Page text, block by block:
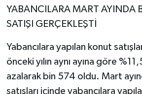
YABANCILARA MART AYINDA
SATIŞI GERÇEKLEŞTİ
Yabancılara yapılan konut
önceki yılın aynı ayına göre
azalarak bin 574 oldu. Mart
satışları içinde yabancılara